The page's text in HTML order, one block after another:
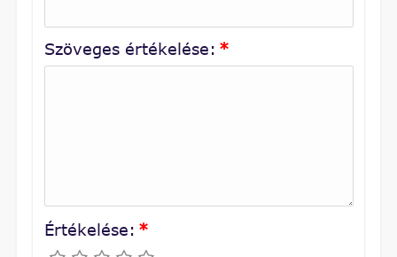
Szöveges értékelése: *
Értékelése: *